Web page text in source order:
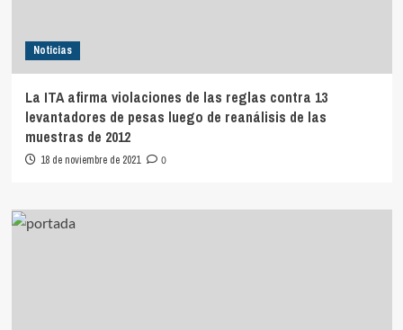
Noticias
La ITA afirma violaciones de las reglas contra 13
levantadores de pesas luego de reanálisis de las
muestras de 2012
18 de noviembre de 2021 0